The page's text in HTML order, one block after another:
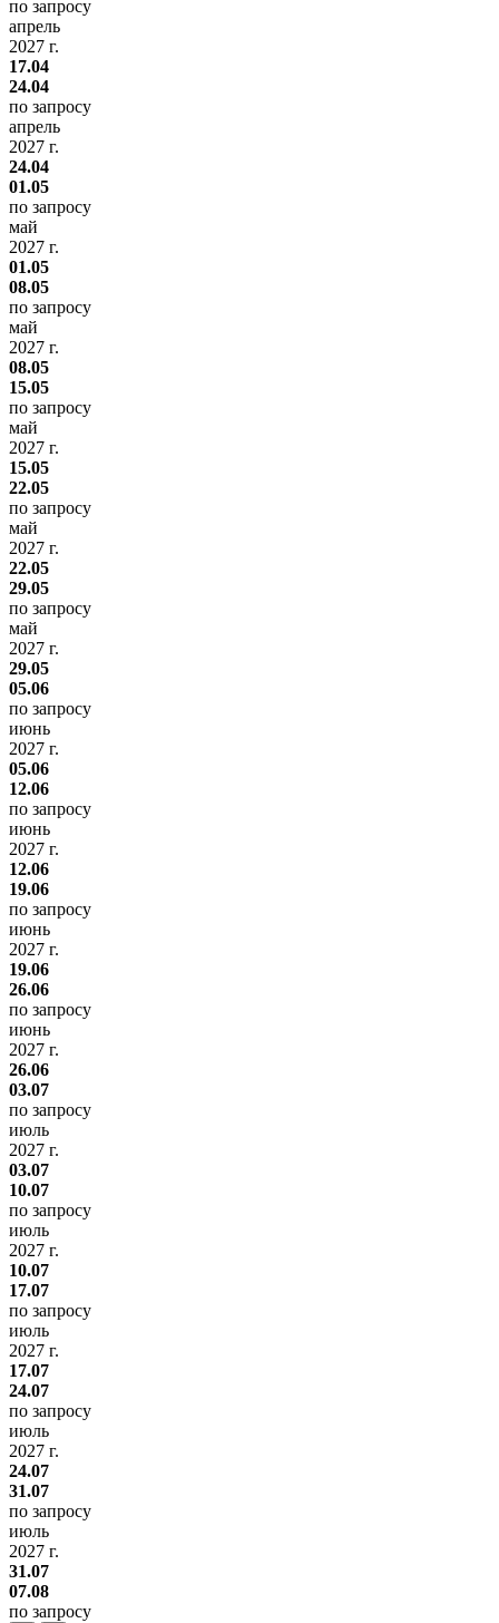
по запросу
апрель
2027 г.
17.04
24.04
по запросу
апрель
2027 г.
24.04
01.05
по запросу
май
2027 г.
01.05
08.05
по запросу
май
2027 г.
08.05
15.05
по запросу
май
2027 г.
15.05
22.05
по запросу
май
2027 г.
22.05
29.05
по запросу
май
2027 г.
29.05
05.06
по запросу
июнь
2027 г.
05.06
12.06
по запросу
июнь
2027 г.
12.06
19.06
по запросу
июнь
2027 г.
19.06
26.06
по запросу
июнь
2027 г.
26.06
03.07
по запросу
июль
2027 г.
03.07
10.07
по запросу
июль
2027 г.
10.07
17.07
по запросу
июль
2027 г.
17.07
24.07
по запросу
июль
2027 г.
24.07
31.07
по запросу
июль
2027 г.
31.07
07.08
по запросу